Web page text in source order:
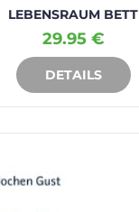
LEBENSRAUM BETT
29.95 €
DETAILS
IN DEN WARENKORB